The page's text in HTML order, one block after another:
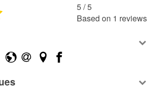
5 /5
Based on 1 reviews